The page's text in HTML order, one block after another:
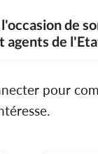
de
de
pour